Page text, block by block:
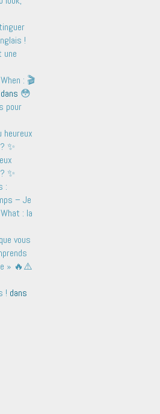
!
une
: 🎬
dans 😳
pour
✨
✨
:
– Je
: la
vous
» 🔥⚠️
! dans